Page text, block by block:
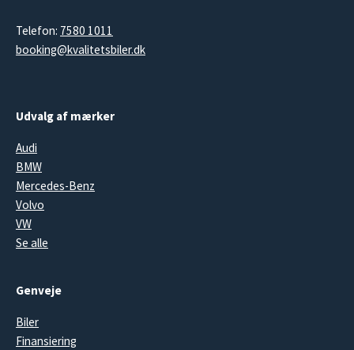
Telefon: 7580 1011
booking@kvalitetsbiler.dk
Udvalg af mærker
Audi
BMW
Mercedes-Benz
Volvo
VW
Se alle
Genveje
Biler
Finansiering